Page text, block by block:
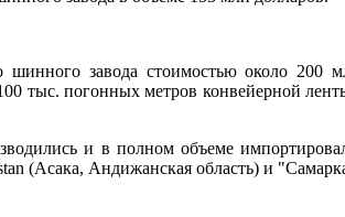
шинного завода стоимостью около
тыс. погонных метров конвейерной
и в полном объеме
(Асака, Андижанская область) и